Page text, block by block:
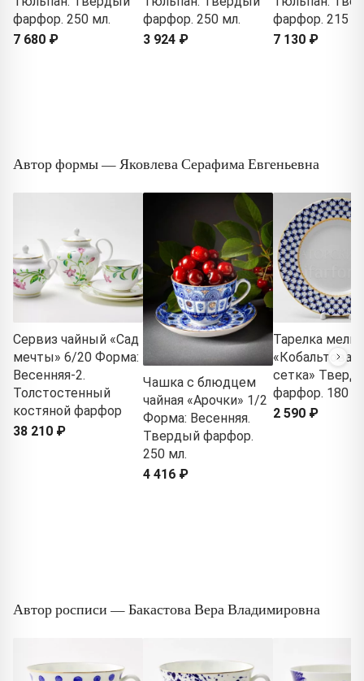
фарфор. 250 мл.
7 680 ₽
фарфор. 250 мл.
3 924 ₽
фарфор. 215
7 130 ₽
Автор формы — Яковлева Серафима Евгеньевна
Сервиз чайный «Сад
мечты» 6/20 Форма:
Весенняя-2.
Толстостенный
костяной фарфор
38 210 ₽
Чашка с блюдцем
чайная «Арочки» 1/2
Форма: Весенняя.
Твердый фарфор.
250 мл.
4 416 ₽
Тарелка
«Кобальтовая
сетка»
фарфор. 180
2 590 ₽
Автор росписи — Бакастова Вера Владимировна